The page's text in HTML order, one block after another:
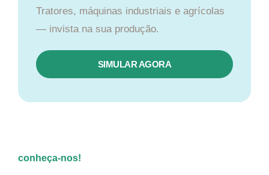
Tratores, máquinas industriais e agrícolas
— invista na sua produção.
SIMULAR AGORA
conheça-nos!